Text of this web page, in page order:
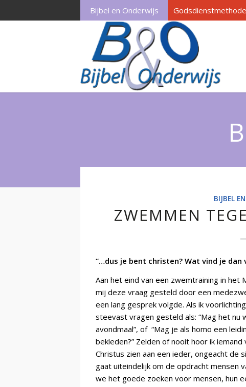
Bijbel en Onderwijs
BIJBEL
ZWEMMEN
“…dus je bent christen? Wat vind je
Aan het eind van een zwemtraining in
mij deze vraag gesteld door een
een lang gesprek volgde. Als ik
steevast vragen gesteld als: “Mag het nu
avondmaal”, of “Mag je als homo een
bekleden?” Zelden of nooit hoor ik iemand
Christus zien aan een ieder, ongeacht de
gaat uiteindelijk om de opdracht mensen
we het goede zoeken voor mensen, hun